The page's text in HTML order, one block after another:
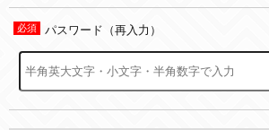
パスワード（再入力）